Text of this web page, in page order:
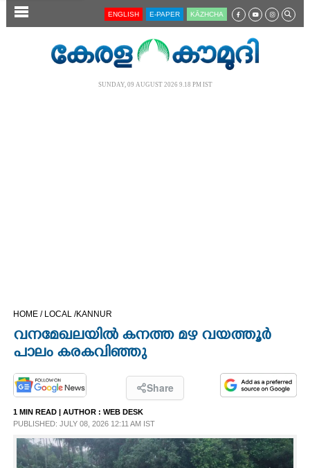
SECTIONS
LIFESTYLE
ENGLISH E-PAPER KĀZHCHA
SUNDAY, 09 AUGUST 2026 9.18 PM IST
HOME / LOCAL /KANNUR
വനമേഖലയിൽ കനത്ത മഴ വയത്തൂർ
പാലം കരകവിഞ്ഞു
Share
1 MIN READ | AUTHOR : WEB DESK
PUBLISHED: JULY 08, 2026 12:11 AM IST